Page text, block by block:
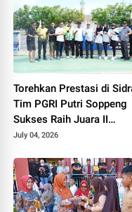
Torehkan Prestasi di
Tim PGRI Putri Soppeng
Sukses Raih Juara II
Pickleball
July 04, 2026